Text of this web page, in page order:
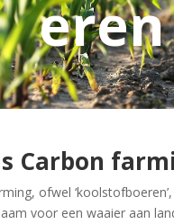
eren
Carbon
ofwel
voor een waaier aan